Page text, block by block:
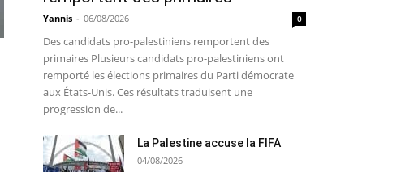
Yannis - 06/08/2026 0
Des candidats pro-palestiniens remportent des
primaires Plusieurs candidats pro-palestiniens ont
remporté les élections primaires du Parti démocrate
aux États-Unis. Ces résultats traduisent une
progression de...
La Palestine accuse la FIFA
04/08/2026